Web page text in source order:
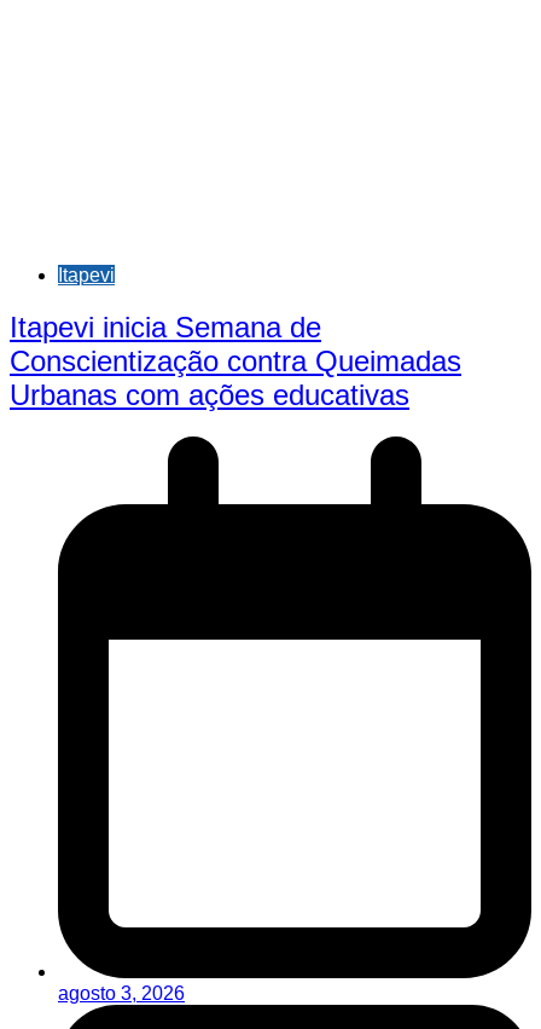
Itapevi
Itapevi inicia Semana de
Conscientização contra Queimadas
Urbanas com ações educativas
agosto 3, 2026